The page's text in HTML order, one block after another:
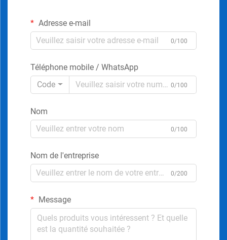
Adresse e-mail
0/100
Téléphone mobile / WhatsApp
Code
0/100
Nom
0/100
Nom de l'entreprise
0/200
Message